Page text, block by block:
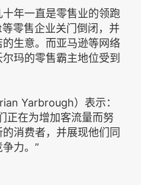
年一直是零售业的领跑
零售企业关门倒闭，并
生意。而亚马逊等网络
玛的零售霸主地位受到
Yarbrough）表示：
正在为增加客流量而努
消费者，并展现他们同
力。”